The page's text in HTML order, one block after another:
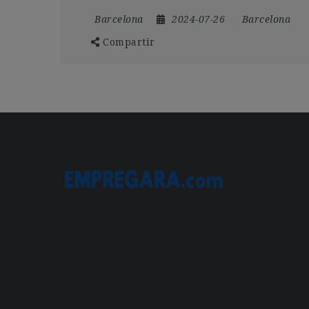
Barcelona 2024-07-26 Barcelona
Compartir